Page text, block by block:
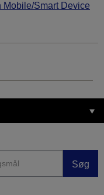
Mobile/Smart Device
Søg